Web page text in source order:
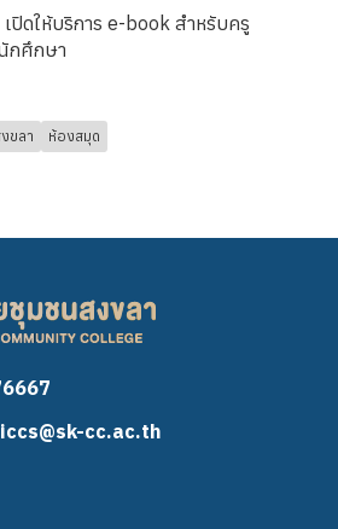
ปิดให้บริการ e-book สำหรับครู
กศึกษา
ขลา ห้องสมุด
cc.ac.th